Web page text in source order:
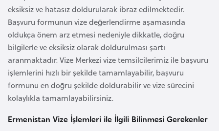
eksiksiz ve hatasız doldurularak ibraz edilmektedir.
Başvuru formunun vize değerlendirme aşamasında
oldukça önem arz etmesi nedeniyle dikkatle, doğru
bilgilerle ve eksiksiz olarak doldurulması şartı
aranmaktadır. Vize Merkezi vize temsilcilerimiz ile başvuru
işlemlerini hızlı bir şekilde tamamlayabilir, başvuru
formunu en doğru şekilde doldurabilir ve vize sürecini
kolaylıkla tamamlayabilirsiniz.
Ermenistan Vize İşlemleri ile İlgili Bilinmesi Gerekenler
C
i
b
u
t
i
Ç